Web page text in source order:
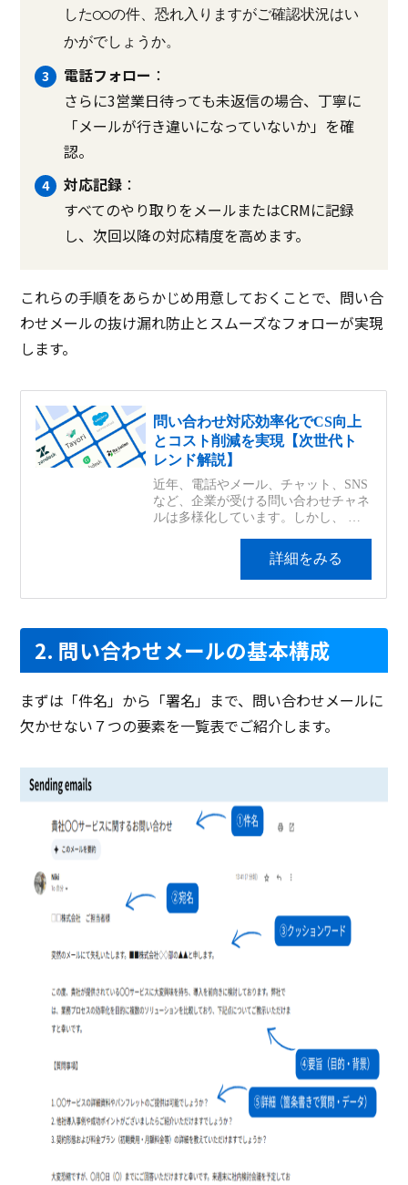
した◯◯の件、恐れ入りますがご確認状況はい
かがでしょうか。
電話フォロー ：
さらに3営業日待っても未返信の場合、丁寧に
「メールが行き違いになっていないか」を確
認。
対応記録 ：
すべてのやり取りをメールまたはCRMに記録
し、次回以降の対応精度を高めます。
これらの手順をあらかじめ用意しておくことで、問い合
わせメールの抜け漏れ防止とスムーズなフォローが実現
します。
2. 問い合わせメールの基本構成
まずは「件名」から「署名」まで、問い合わせメールに
欠かせない７つの要素を一覧表でご紹介します。